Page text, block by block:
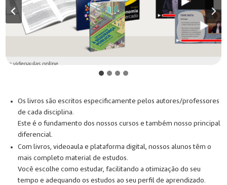
Os livros são escritos especificamente pelos autores/professores
de cada disciplina.
Este é o fundamento dos nossos cursos e também nosso principal
diferencial.
Com livros, videoaula e plataforma digital, nossos alunos têm o
mais completo material de estudos.
Você escolhe como estudar, facilitando a otimização do seu
tempo e adequando os estudos ao seu perfil de aprendizado.